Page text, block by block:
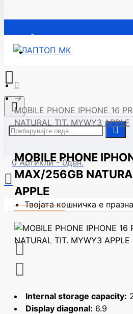
Почетна
0 Артикли - 0ден.
Твојата кошничка е
MOBILE PHONE IPHONE 16
NATURAL TIT. MYWY3 APPLE
MOBILE PHONE
MAX/256GB
APPLE
Internal storage capacity:
Display diagonal: 6.9